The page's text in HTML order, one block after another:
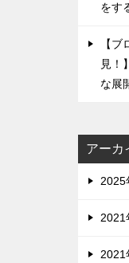
をす
【
見！
な展
アーカ
2025
2021
2021